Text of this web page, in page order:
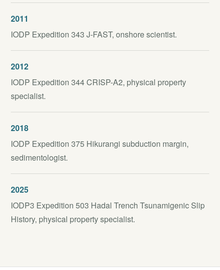
2011
IODP Expedition 343 J-FAST, onshore scientist.
2012
IODP Expedition 344 CRISP-A2, physical property
specialist.
2018
IODP Expedition 375 Hikurangi subduction margin,
sedimentologist.
2025
IODP3 Expedition 503 Hadal Trench Tsunamigenic Slip
History, physical property specialist.